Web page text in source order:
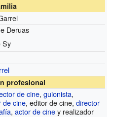
Deruas
Sy
profesional
de cine,guionista,
de cine, editor de cine,director
,actor de ciney realizador